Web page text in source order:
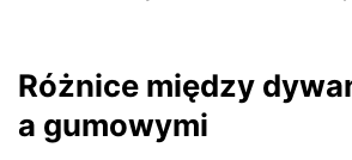
Różnice między
a gumowymi